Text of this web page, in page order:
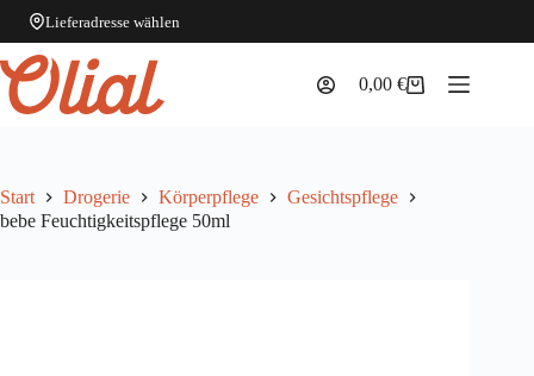
Lieferadresse wählen
Zum
Inhalt
springen
Warenkorb
0,00€
Start Drogerie Körperpflege
Gesichtspflege
bebe Feuchtigkeitspflege 50ml